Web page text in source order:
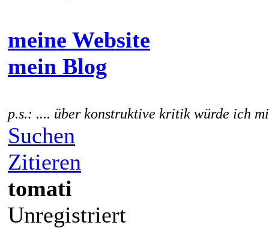
meine Website
mein Blog
p.s.: .... über konstruktive kritik würde ich
Suchen
Zitieren
tomati
Unregistriert